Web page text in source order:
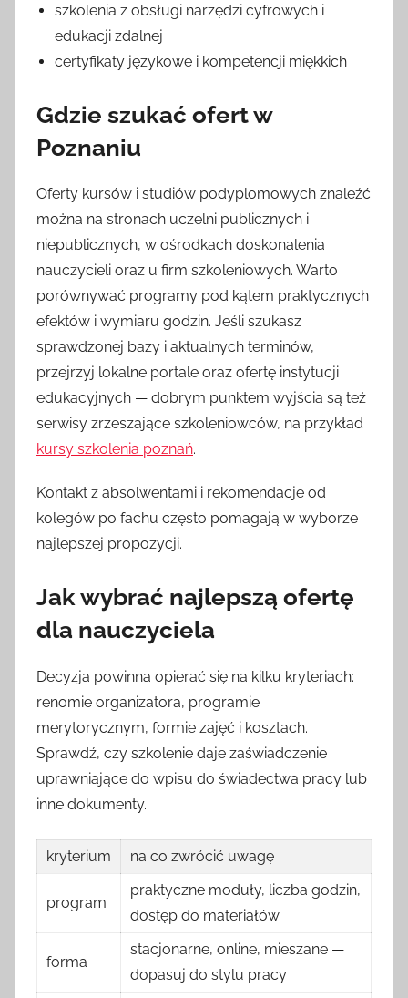
szkolenia z obsługi narzędzi cyfrowych i
edukacji zdalnej
certyfikaty językowe i kompetencji miękkich
Gdzie szukać ofert w
Poznaniu
Oferty kursów i studiów podyplomowych znaleźć
można na stronach uczelni publicznych i
niepublicznych, w ośrodkach doskonalenia
nauczycieli oraz u firm szkoleniowych. Warto
porównywać programy pod kątem praktycznych
efektów i wymiaru godzin. Jeśli szukasz
sprawdzonej bazy i aktualnych terminów,
przejrzyj lokalne portale oraz ofertę instytucji
edukacyjnych — dobrym punktem wyjścia są też
serwisy zrzeszające szkoleniowców, na przykład
kursy szkolenia poznań.
Kontakt z absolwentami i rekomendacje od
kolegów po fachu często pomagają w wyborze
najlepszej propozycji.
Jak wybrać najlepszą ofertę
dla nauczyciela
Decyzja powinna opierać się na kilku kryteriach:
renomie organizatora, programie
merytorycznym, formie zajęć i kosztach.
Sprawdź, czy szkolenie daje zaświadczenie
uprawniające do wpisu do świadectwa pracy lub
inne dokumenty.
kryterium na co zwrócić uwagę
program
praktyczne moduły, liczba godzin,
dostęp do materiałów
forma
stacjonarne, online, mieszane —
dopasuj do stylu pracy